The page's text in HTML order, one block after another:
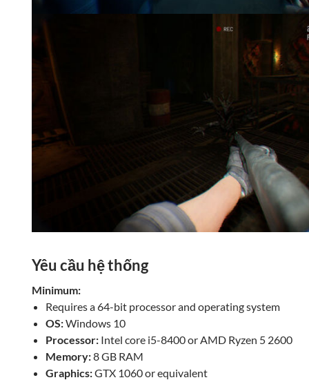
Yêu cầu hệ thống
Minimum:
Requires a 64-bit processor and operating system
OS:Windows 10
Processor: Intel core i5-8400 or AMD Ryzen 5 2600
Memory:8 GB RAM
Graphics:GTX 1060 or equivalent